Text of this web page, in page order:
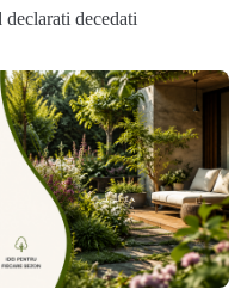
decedati